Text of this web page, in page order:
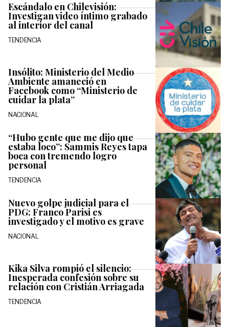
Escándalo en Chilevisión:
Investigan video íntimo grabado
al interior del canal
TENDENCIA
Insólito: Ministerio del Medio
Ambiente amaneció en
Facebook como “Ministerio de
cuidar la plata”
NACIONAL
“Hubo gente que me dijo que
estaba loco”: Sammis Reyes tapa
boca con tremendo logro
personal
TENDENCIA
Nuevo golpe judicial para el
PDG: Franco Parisi es
investigado y el motivo es grave
NACIONAL
Kika Silva rompió el silencio:
Inesperada confesión sobre su
relación con Cristián Arriagada
TENDENCIA